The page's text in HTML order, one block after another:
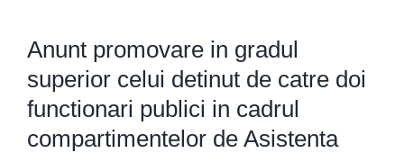
Anunt promovare in gradul
superior celui detinut de catre doi
functionari publici in cadrul
compartimentelor de Asistenta